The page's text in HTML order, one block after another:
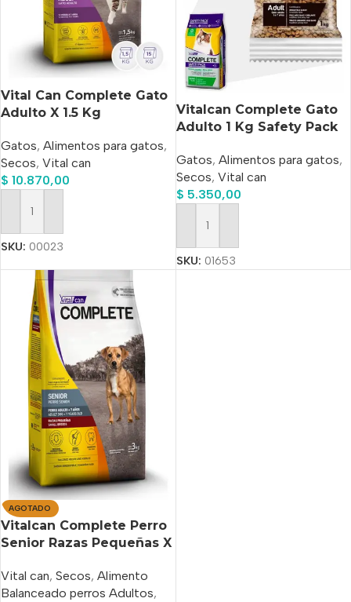
Vital Can Complete Gato
Adulto X 1.5 Kg
Gatos, Alimentos para gatos,
Secos, Vital can
$ 10.870,00
Añadir Al Carrito
SKU: 00023
Vitalcan Complete Gato
Adulto 1 Kg Safety Pack
Gatos, Alimentos para gatos,
Secos, Vital can
$ 5.350,00
Añadir Al Carrito
SKU: 01653
AGOTADO
Vitalcan Complete Perro
Senior Razas Pequeñas X
Vital can, Secos, Alimento
Balanceado perros Adultos,